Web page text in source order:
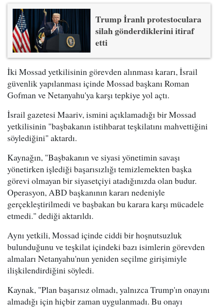
Trump İranlı protestoculara
silah gönderdiklerini itiraf
etti
İki Mossad yetkilisinin görevden alınması kararı, İsrail
güvenlik yapılanması içinde Mossad başkanı Roman
Gofman ve Netanyahu'ya karşı tepkiye yol açtı.
İsrail gazetesi Maariv, ismini açıklamadığı bir Mossad
yetkilisinin "başbakanın istihbarat teşkilatını mahvettiğini
söylediğini" aktardı.
Kaynağın, "Başbakanın ve siyasi yönetimin savaşı
yönetirken işlediği başarısızlığı temizlemekten başka
görevi olmayan bir siyasetçiyi atadığınızda olan budur.
Operasyon, ABD başkanının kararı nedeniyle
gerçekleştirilmedi ve başbakan bu karara karşı mücadele
etmedi." dediği aktarıldı.
Aynı yetkili, Mossad içinde ciddi bir hoşnutsuzluk
bulunduğunu ve teşkilat içindeki bazı isimlerin görevden
almaları Netanyahu'nun yeniden seçilme girişimiyle
ilişkilendirdiğini söyledi.
Kaynak, "Plan başarısız olmadı, yalnızca Trump'ın onayını
almadığı için hiçbir zaman uygulanmadı. Bu onayı